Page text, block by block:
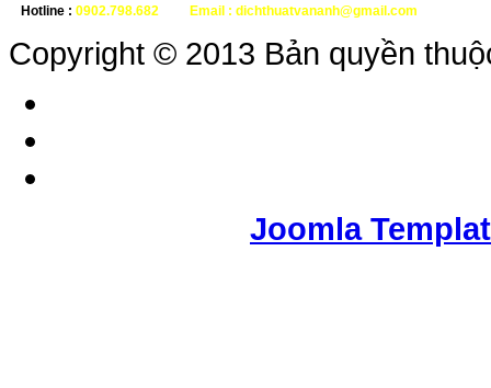
Hotline : 0902.798.682 Email : dichthuatvananh@gmail.com
Copyright © 2013 Bản quyền
Joomla